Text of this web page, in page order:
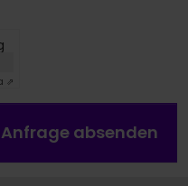
⇗
Anfrage absenden